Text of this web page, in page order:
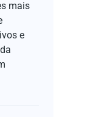
mais
e